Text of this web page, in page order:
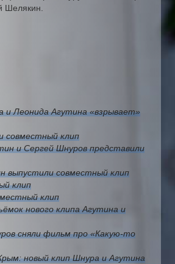
Шелякин.
и Леонида Агутина «взрывает»
совместный клип
и Сергей Шнуров представили
выпустили совместный клип
клип
клип
нового клипа Агутина и
сняли фильм про «Какую-то
новый клип Шнура и Агутина